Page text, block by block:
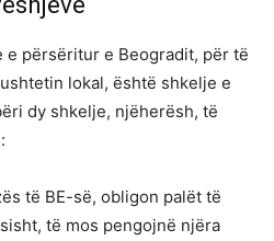
e përsëritur e Beogradit, për të
lokal, është shkelje e
dy shkelje, njëherësh, të
të BE-së, obligon palët të
të mos pengojnë njëra